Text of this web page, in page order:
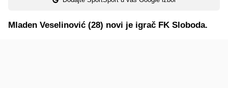
Mladen Veselinović (28) novi je igrač FK Sloboda.